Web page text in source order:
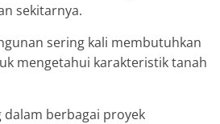
sekitarnya.
sering kali membutuhkan
mengetahui karakteristik tanah
berbagai proyek